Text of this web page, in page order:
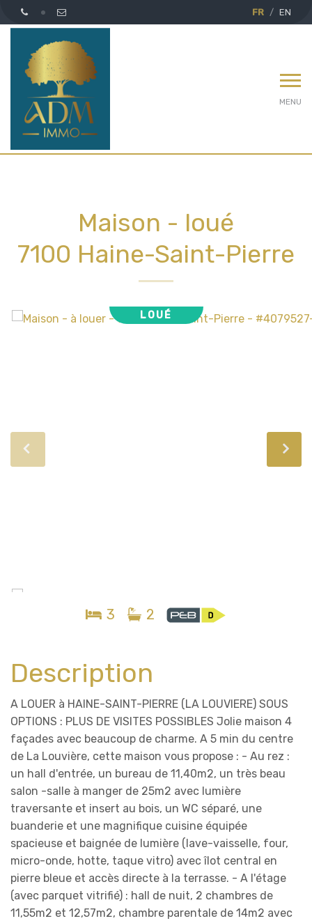
FR EN
MENU
Maison - loué
7100 Haine-Saint-Pierre
LOUÉ
3 2
Description
A LOUER à HAINE-SAINT-PIERRE (LA LOUVIERE) SOUS
OPTIONS : PLUS DE VISITES POSSIBLES Jolie maison 4
façades avec beaucoup de charme. A 5 min du centre
de La Louvière, cette maison vous propose : - Au rez :
un hall d'entrée, un bureau de 11,40m2, un très beau
salon -salle à manger de 25m2 avec lumière
traversante et insert au bois, un WC séparé, une
buanderie et une magnifique cuisine équipée
spacieuse et baignée de lumière (lave-vaisselle, four,
micro-onde, hotte, taque vitro) avec îlot central en
pierre bleue et accès directe à la terrasse. - A l'étage
(avec parquet vitrifié) : hall de nuit, 2 chambres de
11,55m2 et 12,57m2, chambre parentale de 14m2 avec